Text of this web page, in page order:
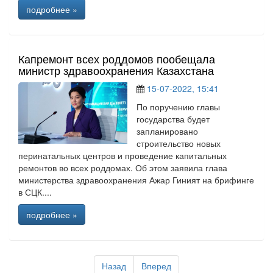
подробнее »
Капремонт всех роддомов пообещала
министр здравоохранения Казахстана
15-07-2022, 15:41
По поручению главы
государства будет
запланировано
строительство новых
перинатальных центров и проведение капитальных
ремонтов во всех роддомах. Об этом заявила глава
министерства здравоохранения Ажар Гиният на брифинге
в СЦК....
подробнее »
Назад Вперед